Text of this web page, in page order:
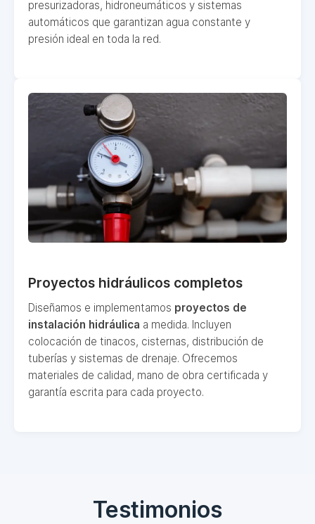
presurizadoras, hidroneumáticos y sistemas
automáticos que garantizan agua constante y
presión ideal en toda la red.
Proyectos hidráulicos completos
Diseñamos e implementamos proyectos de
instalación hidráulica a medida. Incluyen
colocación de tinacos, cisternas, distribución de
tuberías y sistemas de drenaje. Ofrecemos
materiales de calidad, mano de obra certificada y
garantía escrita para cada proyecto.
Testimonios